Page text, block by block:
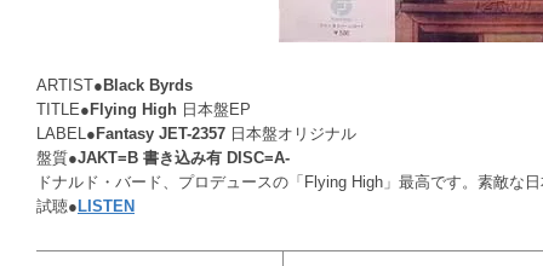
ARTIST● Black Byrds
TITLE● Flying High 日本盤EP
LABEL● Fantasy JET-2357 日本盤オリジナル
盤質●JAKT=B 書き込み有 DISC=A-
ドナルド・バード、プロデュースの「Flying High」最高です。素敵な
試聴● LISTEN